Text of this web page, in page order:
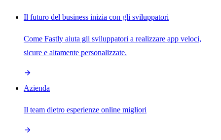
Il futuro del business inizia con gli sviluppatori
Come Fastly aiuta gli sviluppatori a realizzare app veloci,
sicure e altamente personalizzate.
Azienda
Il team dietro esperienze online migliori